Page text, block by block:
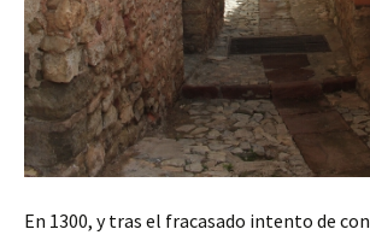
En 1300, y tras el fracasado intento de